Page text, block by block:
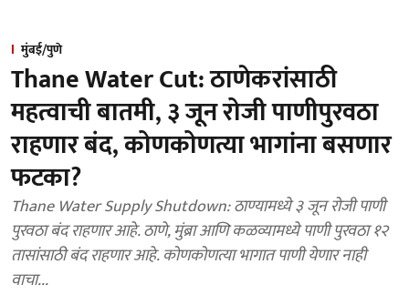
मुंबई/पुणे
Thane Water Cut: ठाणेकरांसाठी
महत्वाची बातमी, ३ जून रोजी पाणीपुरवठा
राहणार बंद, कोणकोणत्या भागांना बसणार
फटका?
Thane Water Supply Shutdown: ठाण्यामध्ये ३ जून रोजी पाणी
पुरवठा बंद राहणार आहे. ठाणे, मुंब्रा आणि कळव्यामध्ये पाणी पुरवठा १२
तासांसाठी बंद राहणार आहे. कोणकोणत्या भागात पाणी येणार नाही
वाचा...